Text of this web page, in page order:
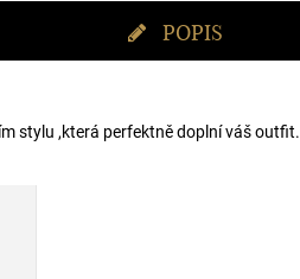
POPIS
stylu ,která perfektně doplní váš